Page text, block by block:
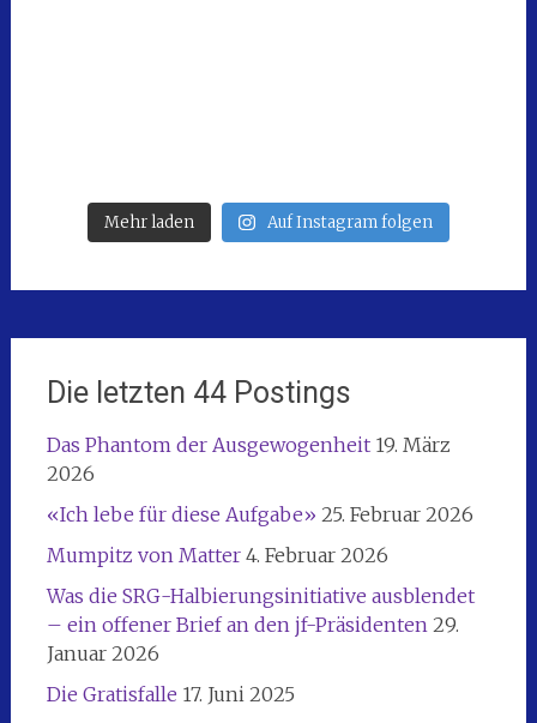
Mehr laden Auf Instagram folgen
Die letzten 44 Postings
Das Phantom der Ausgewogenheit 19. März
2026
«Ich lebe für diese Aufgabe» 25. Februar 2026
Mumpitz von Matter 4. Februar 2026
Was die SRG-Halbierungsinitiative ausblendet
– ein offener Brief an den jf-Präsidenten 29.
Januar 2026
Die Gratisfalle 17. Juni 2025